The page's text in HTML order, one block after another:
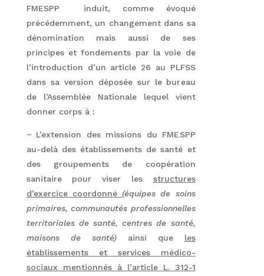
FMESPP induit, comme évoqué
précédemment, un changement dans sa
dénomination mais aussi de ses
principes et fondements par la voie de
l’introduction d’un article 26 au PLFSS
dans sa version déposée sur le bureau
de l’Assemblée Nationale lequel vient
donner corps à :
− L’extension des missions du FMESPP
au-delà des établissements de santé et
des groupements de coopération
sanitaire pour viser les structures
d’exercice coordonné (équipes de soins
primaires, communautés professionnelles
territoriales de santé, centres de santé,
maisons de santé)ainsi que les
établissements et services médico-
sociaux mentionnés à l’article L. 312-1